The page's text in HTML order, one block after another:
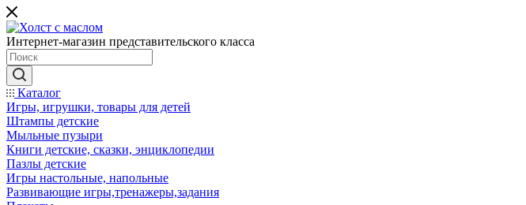
Интернет-магазин представительского класса
Каталог
Игры, игрушки, товары для детей
Штампы детские
Мыльные пузыри
Книги детские, сказки, энциклопедии
Пазлы детские
Игры настольные, напольные
Развивающие игры,тренажеры,задания